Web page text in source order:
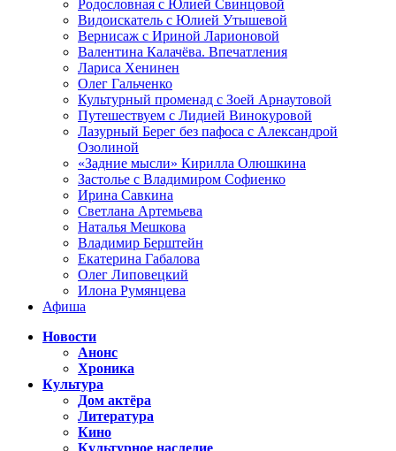
Родословная с Юлией Свинцовой
Видоискатель с Юлией Утышевой
Вернисаж с Ириной Ларионовой
Валентина Калачёва. Впечатления
Лариса Хенинен
Олег Гальченко
Культурный променад с Зоей Арнаутовой
Путешествуем с Лидией Винокуровой
Лазурный Берег без пафоса с Александрой
Озолиной
«Задние мысли» Кирилла Олюшкина
Застолье с Владимиром Софиенко
Ирина Савкина
Светлана Артемьева
Наталья Мешкова
Владимир Берштейн
Екатерина Габалова
Олег Липовецкий
Илона Румянцева
Афиша
Новости
Анонс
Хроника
Культура
Дом актёра
Литература
Кино